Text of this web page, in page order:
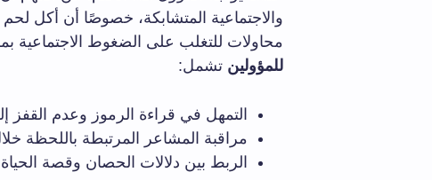
والاجتماعية المتشابكة، خصوصًا أن أكل
محاولات للتغلب على الضغوط الاجتماعية
للمؤولين تشمل:
التمهل في قراءة الرموز وعدم
مراقبة المشاعر المرتبطة باللحظة
الربط بين دلالات الحصان وقصة